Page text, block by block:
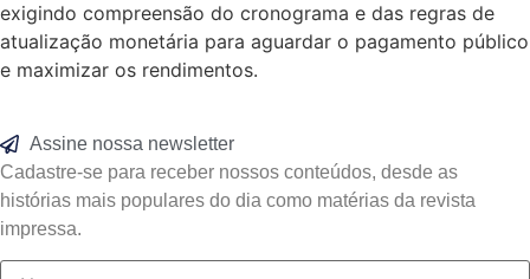
exigindo compreensão do cronograma e das regras de
atualização monetária para aguardar o pagamento público
e maximizar os rendimentos.
Assine nossa newsletter
Cadastre-se para receber nossos conteúdos, desde as
histórias mais populares do dia como matérias da revista
impressa.